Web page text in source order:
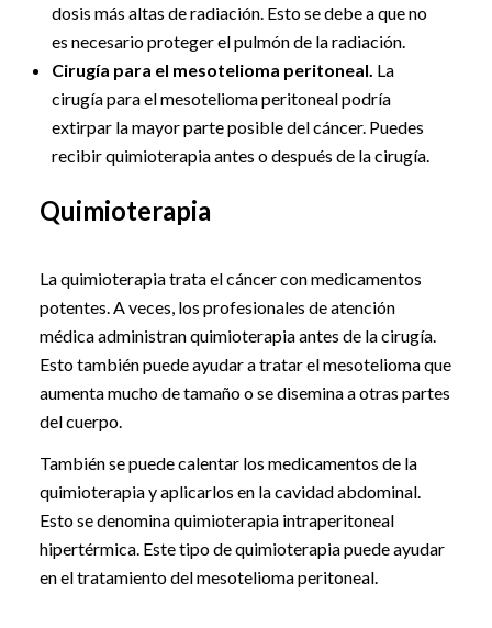
dosis más altas de radiación. Esto se debe a que no
es necesario proteger el pulmón de la radiación.
Cirugía para el mesotelioma peritoneal. La
cirugía para el mesotelioma peritoneal podría
extirpar la mayor parte posible del cáncer. Puedes
recibir quimioterapia antes o después de la cirugía.
Quimioterapia
La quimioterapia trata el cáncer con medicamentos
potentes. A veces, los profesionales de atención
médica administran quimioterapia antes de la cirugía.
Esto también puede ayudar a tratar el mesotelioma que
aumenta mucho de tamaño o se disemina a otras partes
del cuerpo.
También se puede calentar los medicamentos de la
quimioterapia y aplicarlos en la cavidad abdominal.
Esto se denomina quimioterapia intraperitoneal
hipertérmica. Este tipo de quimioterapia puede ayudar
en el tratamiento del mesotelioma peritoneal.